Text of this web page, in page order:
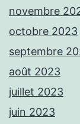
novembre
octobre 2023
septembre
août 2023
juillet 2023
juin 2023